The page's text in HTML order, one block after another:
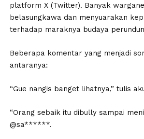
platform X (Twitter). Banyak
belasungkawa dan menyuarakan
terhadap maraknya budaya
Beberapa komentar yang menjadi
antaranya:
“Gue nangis banget lihatnya,” tulis
“Orang sebaik itu dibully sampai
@sa******.